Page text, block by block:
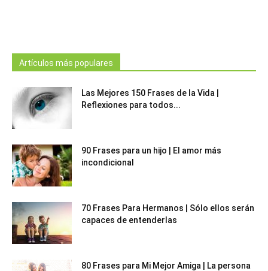
Artículos más populares
Las Mejores 150 Frases de la Vida |
Reflexiones para todos...
90 Frases para un hijo | El amor más
incondicional
70 Frases Para Hermanos | Sólo ellos serán
capaces de entenderlas
80 Frases para Mi Mejor Amiga | La persona